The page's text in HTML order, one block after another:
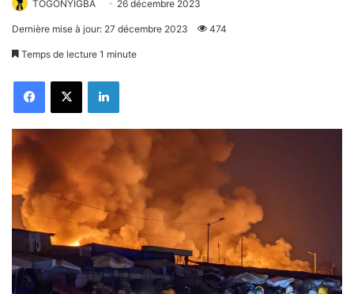
TOGONYIGBA 26 décembre 2023
Dernière mise à jour: 27 décembre 2023 474
Temps de lecture 1 minute
FacebookX Linkedin